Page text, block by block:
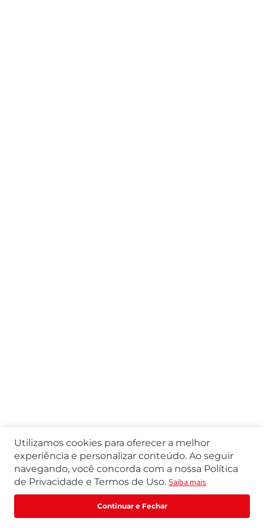
Utilizamos cookies para oferecer a melhor
experiência e personalizar conteúdo. Ao seguir
navegando, você concorda com a nossa Política
de Privacidade e Termos de Uso. Saiba mais